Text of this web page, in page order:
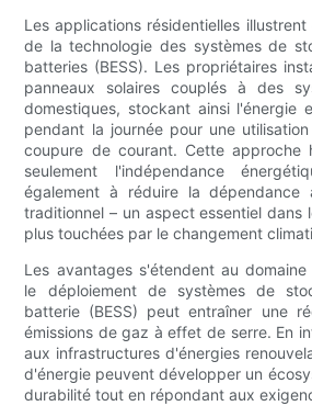
Les applications résidentielles
de la technologie des systèmes de
batteries (BESS). Les propriétaires
panneaux solaires couplés à des
domestiques, stockant ainsi l'énergie
pendant la journée pour une
coupure de courant. Cette approche
seulement l'indépendance
également à réduire la dépendance
traditionnel – un aspect essentiel dans
plus touchées par le changement
Les avantages s'étendent au
le déploiement de systèmes de
batterie (BESS) peut entraîner une
émissions de gaz à effet de serre. En
aux infrastructures d'énergies
d'énergie peuvent développer un
durabilité tout en répondant aux